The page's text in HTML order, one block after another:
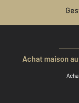
Achat maison